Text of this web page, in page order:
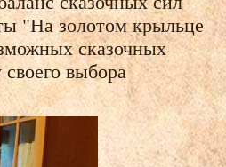
"На золотом крыльце
сказочных
выбора